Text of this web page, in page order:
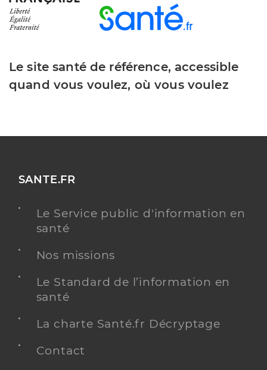
Le site santé de référence, accessible
quand vous voulez, où vous voulez
SANTE.FR
Le Service public d'information en
santé
Nos missions
Le Standard de l’information en
santé
La charte Santé.fr Décryptage
Contact